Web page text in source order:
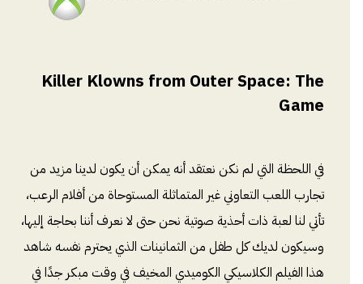
Killer Klowns from Outer Space: The
Game
في اللحظة التي لم نكن نعتقد أنه يمكن أن يكون لدينا مزيد من
تجارب اللعب التعاوني غير المتماثلة المستوحاة من أفلام الرعب،
تأتي لنا لعبة ذات أحذية صوتية نحن حتى لا نعرف أننا بحاجة إليها،
وسيكون لديك كل طفل من الثمانينات الذي يحترم نفسه شاهد
هذا الفيلم الكلاسيكي الكوميدي المخيف في وقت مبكر جدًا في